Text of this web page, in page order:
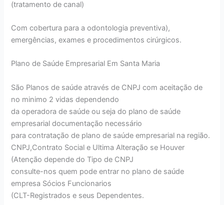
(tratamento de canal)
Com cobertura para a odontologia preventiva),
emergências, exames e procedimentos cirúrgicos.
Plano de Saúde Empresarial Em Santa Maria
São Planos de saúde através de CNPJ com aceitação de
no minimo 2 vidas dependendo
da operadora de saúde ou seja do plano de saúde
empresarial documentação necessário
para contratação de plano de saúde empresarial na região.
CNPJ,Contrato Social e Ultima Alteração se Houver
(Atenção depende do Tipo de CNPJ
consulte-nos quem pode entrar no plano de saúde
empresa Sócios Funcionarios
(CLT-Registrados e seus Dependentes.